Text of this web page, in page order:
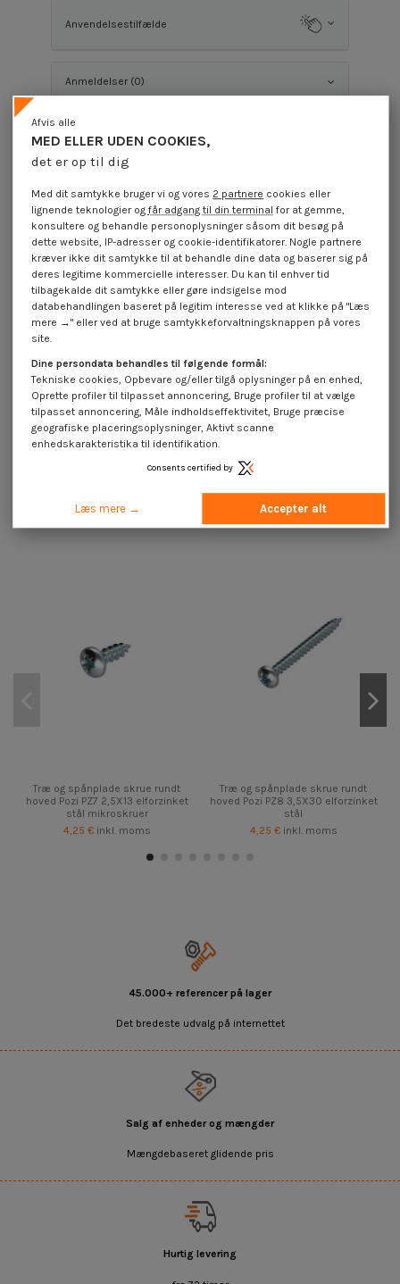
Anvendelsestilfælde
Anmeldelser (0)
Kunder, der købte denne vare, købte også
Gevindstang M8 længde 1 meter
Klasse 4.8 elforzinket stål
1,40 €inkl. moms
16 andre varer i den samme kategori:
Træ og spånplade skrue rundt
hoved Pozi PZ7 2,5X13 elforzinket
stål mikroskruer
4,25 € inkl. moms
Træ og spånplade skrue rundt
hoved Pozi PZ8 3,5X30 elforzinket
stål
4,25 € inkl. moms
45.000+ referencer på lager
Det bredeste udvalg på internettet
Salg af enheder og mængder
Mængdebaseret glidende pris
Hurtig levering
MED ELLER UDEN COOKIES,
det er op til dig
Afvis alle
Med dit samtykke bruger vi og vores 2 partnere cookies eller
lignende teknologier ogfår adgang til din terminal for at gemme,
konsultere og behandle personoplysninger såsom dit besøg på
dette website, IP-adresser og cookie-identifikatorer. Nogle partnere
kræver ikke dit samtykke til at behandle dine data og baserer sig på
deres legitime kommercielle interesser. Du kan til enhver tid
tilbagekalde dit samtykke eller gøre indsigelse mod
databehandlingen baseret på legitim interesse ved at klikke på "Læs
mere →" eller ved at bruge samtykkeforvaltningsknappen på vores
site.
Dine persondata behandles til følgende formål:
Tekniske cookies, Opbevare og/eller tilgå oplysninger på en enhed,
Oprette profiler til tilpasset annoncering, Bruge profiler til at vælge
tilpasset annoncering, Måle indholdseffektivitet, Bruge præcise
geografiske placeringsoplysninger, Aktivt scanne
enhedskarakteristika til identifikation.
Consents certified by
Læs mere → Accepter alt